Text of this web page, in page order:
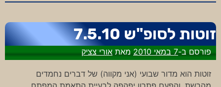
זוטות לסופ"ש 7.5.10
פורסם ב-7 במאי 2010 מאתאורי צציק
זוטות הוא מדור שבועי (אני מקווה) של דברים נחמדים